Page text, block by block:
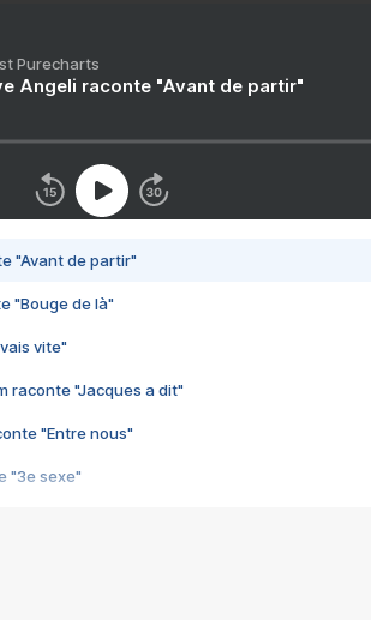
Purecharts
Angeli raconte "Avant de partir"
"Avant de partir"
"Bouge de là"
vite"
raconte "Jacques a dit"
"Entre nous"
"3e sexe"